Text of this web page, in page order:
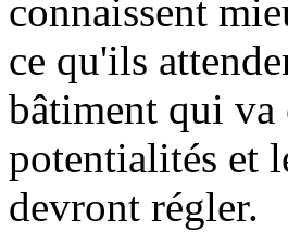
connaissent
ce qu'ils
bâtiment qui va
potentialités et
devront régler.